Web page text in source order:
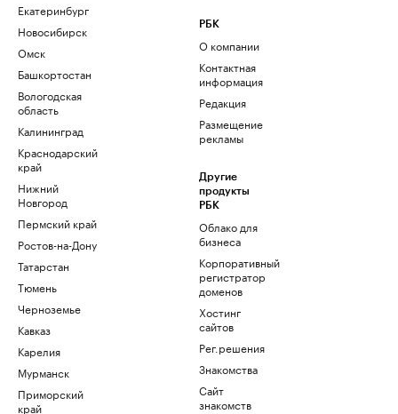
Екатеринбург
Новосибирск
Омск
Башкортостан
Вологодская
область
Калининград
Краснодарский
край
Нижний
Новгород
Пермский край
Ростов-на-Дону
Татарстан
Тюмень
Черноземье
Кавказ
Карелия
Мурманск
Приморский
край
РБК
О компании
Контактная
информация
Редакция
Размещение
рекламы
Другие
продукты
РБК
Облако для
бизнеса
Корпоративный
регистратор
доменов
Хостинг
сайтов
Рег.решения
Знакомства
Сайт
знакомств